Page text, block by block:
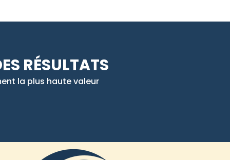
RÉSULTATS
la plus haute valeur